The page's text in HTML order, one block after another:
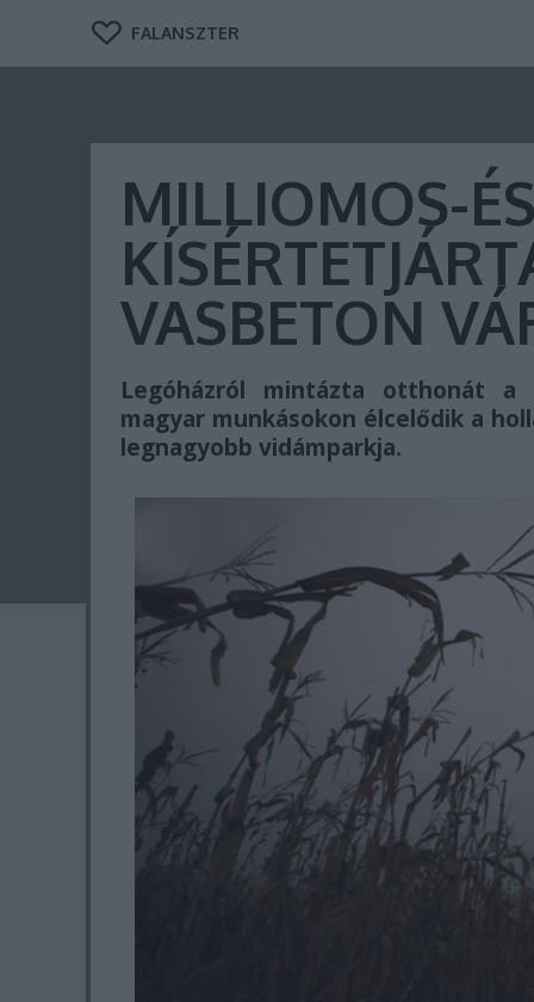
FALANSZTER
MILLIOMOS-ÉS
VASBETON
Legóházról mintázta otthonát a
magyar munkásokon élcelődik a
legnagyobb vidámparkja.